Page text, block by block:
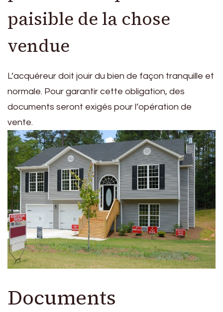
paisible de la chose
vendue
L’acquéreur doit jouir du bien de façon tranquille et
normale. Pour garantir cette obligation, des
documents seront exigés pour l’opération de
vente.
Documents